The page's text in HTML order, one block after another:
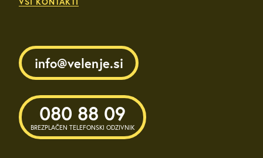
info@velenje.si
080 88 09
BREZPLAČEN TELEFONSKI ODZIVNIK